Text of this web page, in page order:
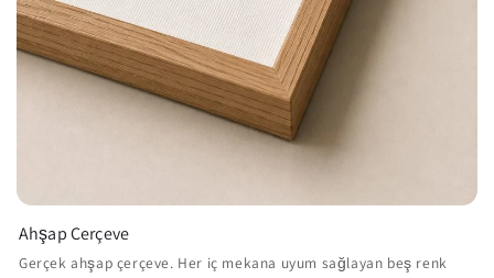
Ahşap Çerçeve
Gerçek ahşap çerçeve. Her iç mekana uyum sağlayan beş renk